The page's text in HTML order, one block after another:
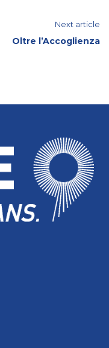
Next article
Oltre l’Accoglienza